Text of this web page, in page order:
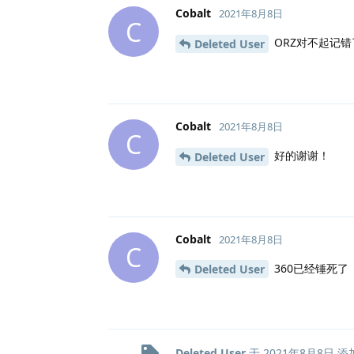
C
Cobalt 2021年8月8日
Deleted User ORZ对不起记
C
Cobalt 2021年8月8日
Deleted User 好的谢谢！
C
Cobalt 2021年8月8日
Deleted User 360已经锤死了